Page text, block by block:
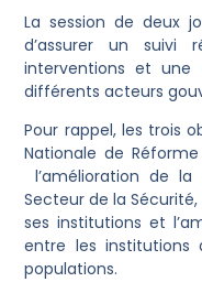
La session de deux
d’assurer un suivi
interventions et une
différents acteurs
Pour rappel, les trois
Nationale de
l’amélioration de
Secteur de la
ses institutions et
entre les institutions
populations.